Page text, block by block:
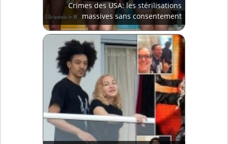
Crimes des USA: les stérilisations
massives sans consentement